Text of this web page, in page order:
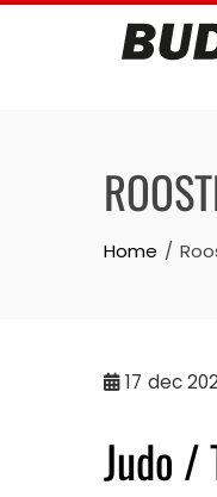
Skip
Home
17 dec
Judo /